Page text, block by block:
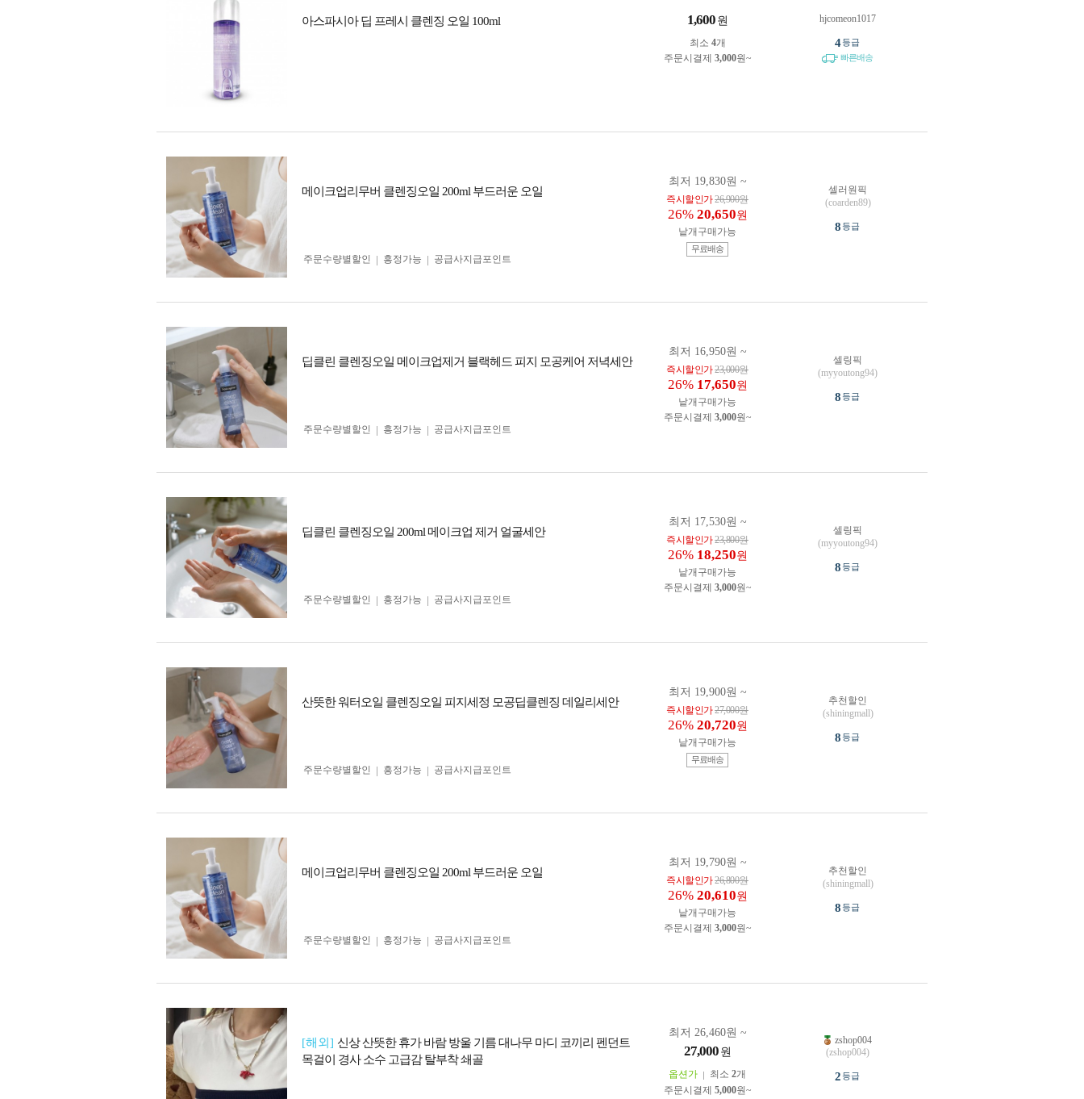
아스파시아 딥 프레시 클렌징 오일 100ml 1,600 원
최소 4개
주문시결제 3,000원~
hjcomeon1017
4등급
빠른배송
메이크업리무버 클렌징오일 200ml 부드러운 오일
최저 19,830원 ~
즉시할인가26,900원
26% 20,650원
낱개구매가능
무료배송
주문수량별할인 흥정가능 공급사지급포인트
셀러원픽
(coarden89)
8등급
딥클린 클렌징오일 메이크업제거 블랙헤드 피지 모공케어 저녁세안
최저 16,950원 ~
즉시할인가23,000원
26% 17,650원
낱개구매가능
주문시결제 3,000원~
주문수량별할인
흥정가능 공급사지급포인트
셀링픽
(myyoutong94)
8등급
딥클린 클렌징오일 200ml 메이크업 제거 얼굴세안
최저 17,530원 ~
즉시할인가23,800원
26% 18,250원
낱개구매가능
주문시결제 3,000원~
주문수량별할인
흥정가능 공급사지급포인트
셀링픽
(myyoutong94)
8등급
산뜻한 워터오일 클렌징오일 피지세정 모공딥클렌징 데일리세안
최저 19,900원 ~
즉시할인가27,000원
26% 20,720원
낱개구매가능
무료배송
주문수량별할인 흥정가능 공급사지급포인트
추천할인
(shiningmall)
8등급
메이크업리무버 클렌징오일 200ml 부드러운 오일
최저 19,790원 ~
즉시할인가26,800원
26% 20,610원
낱개구매가능
주문시결제 3,000원~
주문수량별할인
흥정가능 공급사지급포인트
추천할인
(shiningmall)
8등급
[해외] 신상 산뜻한 휴가 바람 방울 기름 대나무 마디 코끼리 펜던트
목걸이 경사 소수 고급감 탈부착 쇄골
최저 26,460원 ~
27,000 원
옵션가 최소 2개
주문시결제 5,000원~
zshop004
(zshop004)
2등급